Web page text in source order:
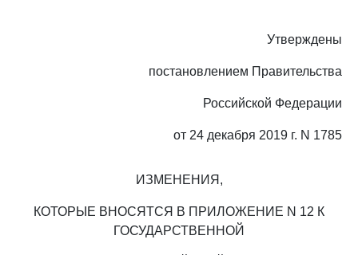
Утверждены
постановлением Правительства
Российской Федерации
от 24 декабря 2019 г. N 1785
ИЗМЕНЕНИЯ,
КОТОРЫЕ ВНОСЯТСЯ В ПРИЛОЖЕНИЕ N 12 К
ГОСУДАРСТВЕННОЙ